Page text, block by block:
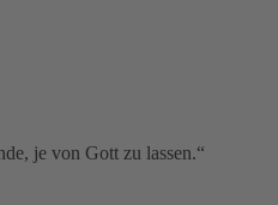
je von Gott zu lassen.“